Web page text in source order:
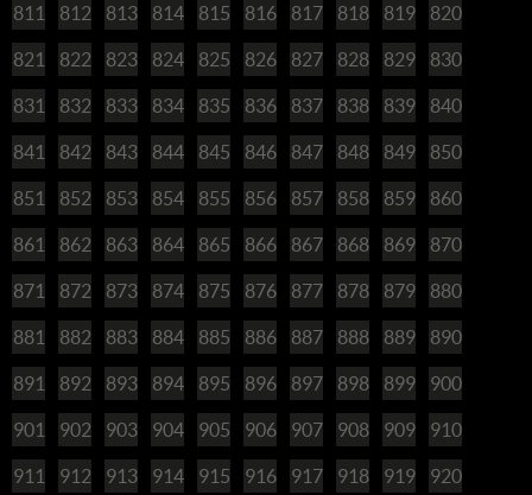
811 812 813 814 815 816 817 818 819 820
821 822 823 824 825 826 827 828 829 830
831 832 833 834 835 836 837 838 839 840
841 842 843 844 845 846 847 848 849 850
851 852 853 854 855 856 857 858 859 860
861 862 863 864 865 866 867 868 869 870
871 872 873 874 875 876 877 878 879 880
881 882 883 884 885 886 887 888 889 890
891 892 893 894 895 896 897 898 899 900
901 902 903 904 905 906 907 908 909 910
911 912 913 914 915 916 917 918 919 920